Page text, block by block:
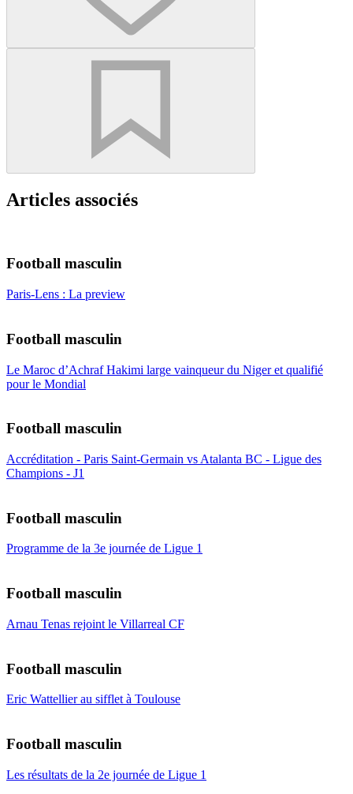
Articles associés
Football masculin
Paris-Lens : La preview
Football masculin
Le Maroc d’Achraf Hakimi large vainqueur du Niger et qualifié
pour le Mondial
Football masculin
Accréditation - Paris Saint-Germain vs Atalanta BC - Ligue des
Champions - J1
Football masculin
Programme de la 3e journée de Ligue 1
Football masculin
Arnau Tenas rejoint le Villarreal CF
Football masculin
Eric Wattellier au sifflet à Toulouse
Football masculin
Les résultats de la 2e journée de Ligue 1